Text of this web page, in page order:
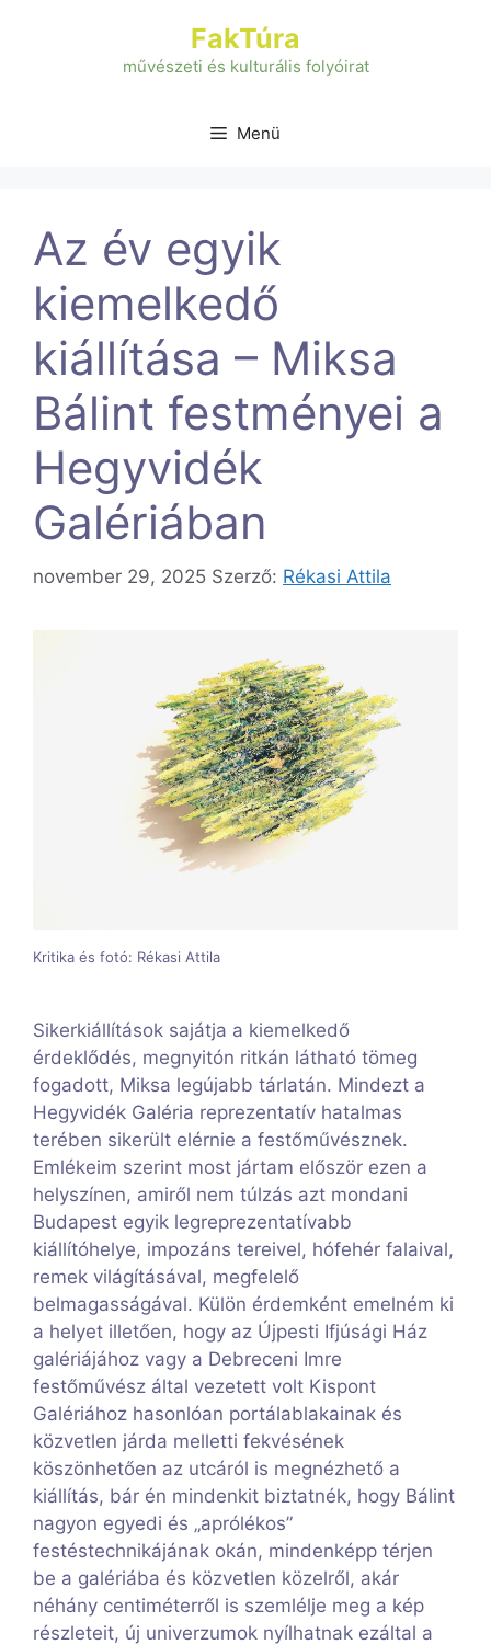
FakTúra
művészeti és kulturális folyóirat
Menü
Az év egyik
kiemelkedő
kiállítása – Miksa
Bálint festményei a
Hegyvidék
Galériában
november 29, 2025 Szerző: Rékasi Attila
Kritika és fotó: Rékasi Attila
Sikerkiállítások sajátja a kiemelkedő
érdeklődés, megnyitón ritkán látható tömeg
fogadott, Miksa legújabb tárlatán. Mindezt a
Hegyvidék Galéria reprezentatív hatalmas
terében sikerült elérnie a festőművésznek.
Emlékeim szerint most jártam először ezen a
helyszínen, amiről nem túlzás azt mondani
Budapest egyik legreprezentatívabb
kiállítóhelye, impozáns tereivel, hófehér falaival,
remek világításával, megfelelő
belmagasságával. Külön érdemként emelném ki
a helyet illetően, hogy az Újpesti Ifjúsági Ház
galériájához vagy a Debreceni Imre
festőművész által vezetett volt Kispont
Galériához hasonlóan portálablakainak és
közvetlen járda melletti fekvésének
köszönhetően az utcáról is megnézhető a
kiállítás, bár én mindenkit biztatnék, hogy Bálint
nagyon egyedi és „aprólékos”
festéstechnikájának okán, mindenképp térjen
be a galériába és közvetlen közelről, akár
néhány centiméterről is szemlélje meg a kép
részleteit, új univerzumok nyílhatnak ezáltal a